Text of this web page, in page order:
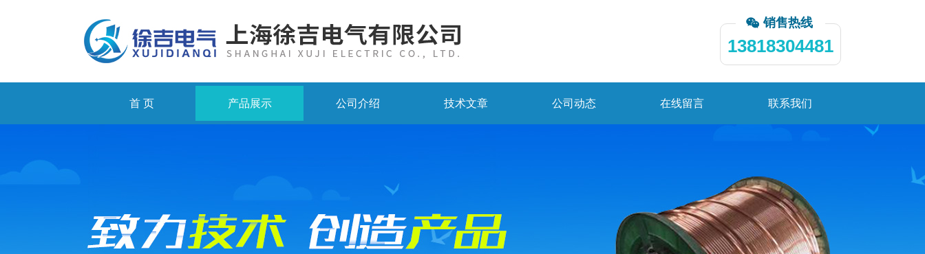
销售热线
13818304481
首 页 产品展示 公司介绍 技术文章 公司动态 在线留言 联系我们